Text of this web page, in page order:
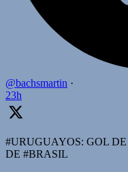
@bachsmartin ·
23h
#URUGUAYOS: GOL
DE #BRASIL